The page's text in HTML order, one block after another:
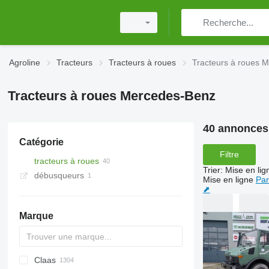
Agroline Tracteurs Tracteurs à roues Tracteurs à roues
Tracteurs à roues Mercedes-Benz
Catégorie
tracteurs à roues
débusqueurs
Marque
584
2505
CK
310
MT
CFG
Claas
40
Filtre
Trier: Mise en
Mise en ligne
⬈